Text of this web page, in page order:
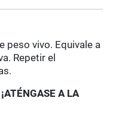
peso vivo. Equivale a
Repetir el
A LA